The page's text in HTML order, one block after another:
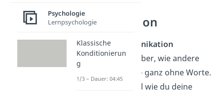
Nonverbale
Kommunikation
Nonverbale Kommunikation
entscheidet oft darüber, wie andere
dich wahrnehmen — ganz ohne Worte.
Was dazugehört und wie du deine
Psychologie
Lernpsychologie
Klassische
Konditionierun
g
1/3 – Dauer: 04:45